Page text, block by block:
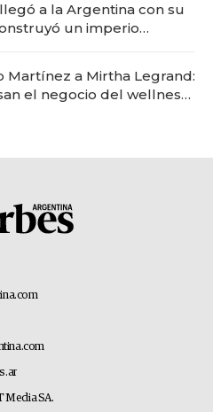
a la Argentina con su
un imperio
Martínez a Mirtha Legrand:
el negocio del wellness
Media SA.